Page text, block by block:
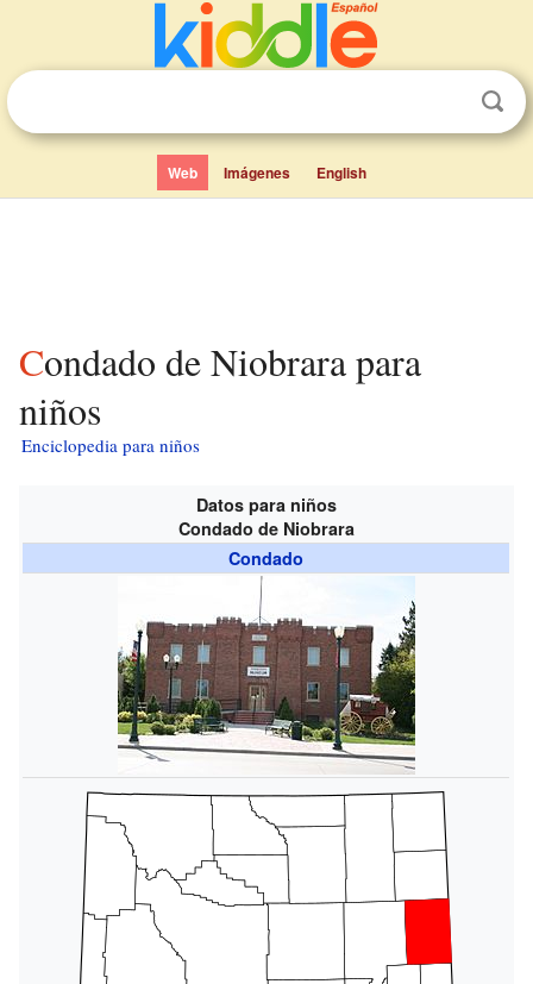
Web Imágenes English
Condado de Niobrara para
niños
Enciclopedia para niños
Datos para niños
Condado de Niobrara
Condado